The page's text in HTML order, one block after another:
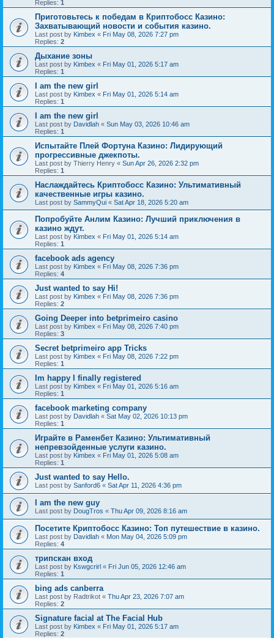
Replies: 1
Приготовьтесь к победам в Криптобосс Казино:
Захватывающий новости и события казино.
Last post by Kimbex « Fri May 08, 2026 7:27 pm
Replies: 2
Дыхание зоны
Last post by Kimbex « Fri May 01, 2026 5:17 am
Replies: 1
I am the new girl
Last post by Kimbex « Fri May 01, 2026 5:14 am
Replies: 1
I am the new girl
Last post by Davidlah « Sun May 03, 2026 10:46 am
Replies: 1
Испытайте Плей Фортуна Казино: Лидирующий
прогрессивные джекпоты.
Last post by Thierry Henry « Sun Apr 26, 2026 2:32 pm
Replies: 1
Наслаждайтесь Криптобосс Казино: Ультимативный
качественные игры казино.
Last post by SammyQui « Sat Apr 18, 2026 5:20 am
Попробуйте Анлим Казино: Лучший приключения в
казино ждут.
Last post by Kimbex « Fri May 01, 2026 5:14 am
Replies: 1
facebook ads agency
Last post by Kimbex « Fri May 08, 2026 7:36 pm
Replies: 4
Just wanted to say Hi!
Last post by Kimbex « Fri May 08, 2026 7:36 pm
Replies: 2
Going Deeper into betprimeiro casino
Last post by Kimbex « Fri May 08, 2026 7:40 pm
Replies: 3
Secret betprimeiro app Tricks
Last post by Kimbex « Fri May 08, 2026 7:22 pm
Replies: 1
Im happy I finally registered
Last post by Kimbex « Fri May 01, 2026 5:16 am
Replies: 1
facebook marketing company
Last post by Davidlah « Sat May 02, 2026 10:13 pm
Replies: 1
Играйте в Раменбет Казино: Ультимативный
непревзойденные услуги казино.
Last post by Kimbex « Fri May 01, 2026 5:08 am
Replies: 1
Just wanted to say Hello.
Last post by Sanford6 « Sat Apr 11, 2026 4:36 pm
I am the new guy
Last post by DougTros « Thu Apr 09, 2026 8:16 am
Посетите Криптобосс Казино: Топ путешествие в казино.
Last post by Davidlah « Mon May 04, 2026 5:09 pm
Replies: 4
трипскан вход
Last post by Kswgcrirl « Fri Jun 05, 2026 12:46 am
Replies: 1
bing ads canberra
Last post by Radtrikot « Thu Apr 23, 2026 7:07 am
Replies: 2
Signature facial at The Facial Hub
Last post by Kimbex « Fri May 01, 2026 5:17 am
Replies: 2